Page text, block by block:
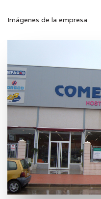
Imágenes de la empresa